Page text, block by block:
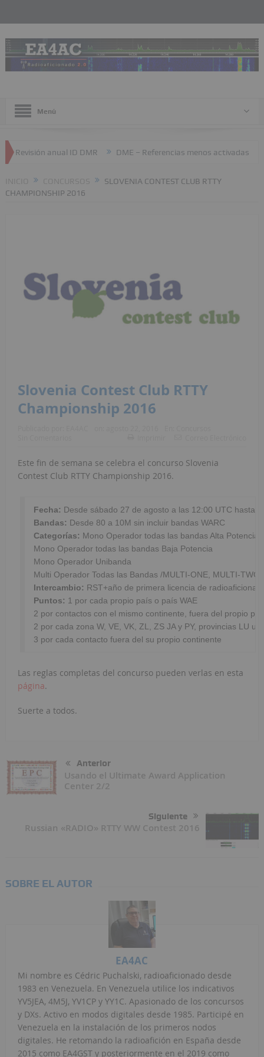
Menú
anual ID DMR DME – Referencias menos activadas JTTY –
SLOVENIA CONTEST CLUB RTTY
CHAMPIONSHIP 2016
Slovenia Contest Club RTTY
Championship 2016
Este fin de semana se celebra el concurso Slovenia
Contest Club RTTY Championship 2016.
Fecha:
Bandas:
Categorías: Mono Operador todas las bandas Alta Potencia
Mono Operador todas las bandas Baja Potencia
Mono Operador Unibanda
Intercambio:
Puntos: 1 por cada propio país o país WAE
2 por contactos con el mismo continente, fuera del propio
2 por cada zona W, VE, VK, ZL, ZS JA y PY, provincias LU u
3 por cada contacto fuera del su propio continente
Las reglas completas del concurso pueden verlas en esta
página.
Suerte a todos.
Anterior
Usando el Ultimate Award Application
Center 2/2
Siguiente
Russian «RADIO» RTTY WW Contest 2016
SOBRE EL AUTOR
EA4AC
Mi nombre es Cédric Puchalski, radioaficionado desde
1983 en Venezuela. En Venezuela utilice los indicativos
YV5JEA, 4M5J, YV1CP y YY1C. Apasionado de los concursos
y DXs. Activo en modos digitales desde 1985. Participé en
Venezuela en la instalación de los primeros nodos
digitales. He retomando la radioafición en España desde
2015 como EA4GST y posteriormente en el 2019 como